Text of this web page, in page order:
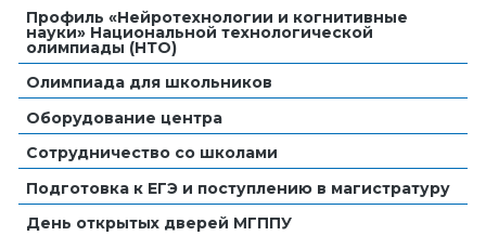
Профиль «Нейротехнологии и когнитивные
науки» Национальной технологической
олимпиады (НТО)
Олимпиада для школьников
Оборудование центра
Сотрудничество со школами
Подготовка к ЕГЭ и поступлению в магистратуру
День открытых дверей МГППУ